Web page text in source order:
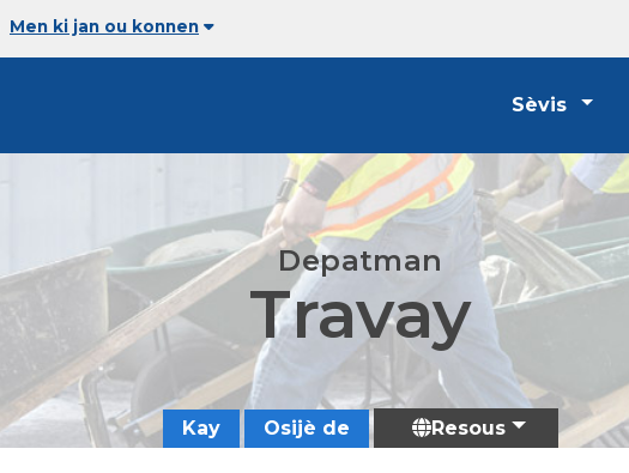
Men ki jan ou konnen
Sèvis
Depatman
Travay
Kay Osijè de Resous